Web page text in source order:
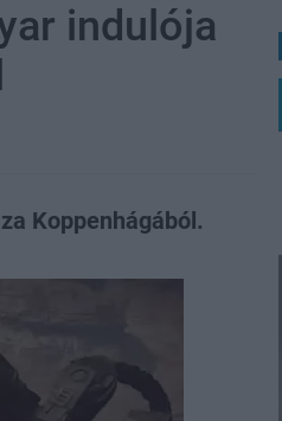
indulója
Koppenhágából.